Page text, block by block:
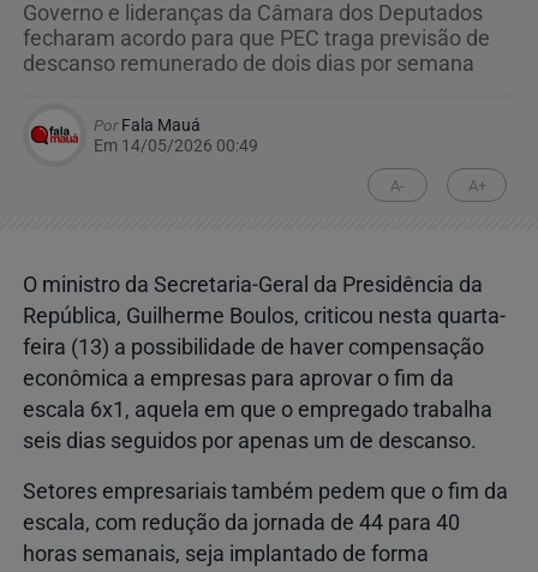
Governo e lideranças da Câmara dos Deputados
fecharam acordo para que PEC traga previsão de
descanso remunerado de dois dias por semana
PorFala Mauá
Em 14/05/2026 00:49
A- A+
O ministro da Secretaria-Geral da Presidência da
República, Guilherme Boulos, criticou nesta quarta-
feira (13) a possibilidade de haver compensação
econômica a empresas para aprovar o fim da
escala 6x1, aquela em que o empregado trabalha
seis dias seguidos por apenas um de descanso.
Setores empresariais também pedem que o fim da
escala, com redução da jornada de 44 para 40
horas semanais, seja implantado de forma